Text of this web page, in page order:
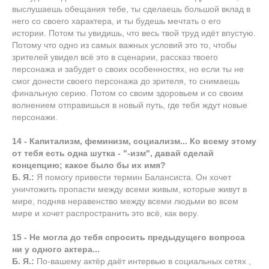
выслушаешь обещания тебе, ты сделаешь большой вклад в
него со своего характера, и ты будешь мечтать о его
истории. Потом ты увидишь, что весь твой труд идёт впустую.
Потому что одно из самых важных условий это то, чтобы
зрителей увидел всё это в сценарии, рассказ твоего
персонажа и забудет о своих особенностях, но если ты не
смог донести своего персонажа до зрителя, то снимаешь
финальную серию. Потом со своим здоровьем и со своим
волнением отправишься в новый путь, где тебя ждут новые
персонажи.
14 - Капитализм, феминизм, социализм... Ко всему этому
от тебя есть одна шутка - "-изм", давай сделай
концепцию; какое было бы их имя?
Б. Я.: Я помогу привести термин Балансиста. Он хочет
уничтожить пропасти между всеми живым, которые живут в
мире, подняв неравенство между всеми людьми во всем
мире и хочет распространить это всё, как веру.
15 - Не могла до тебя спросить предыдущего вопроса
ни у одного актера...
Б. Я.: По-вашему актёр даёт интервью в социальных сетях ,